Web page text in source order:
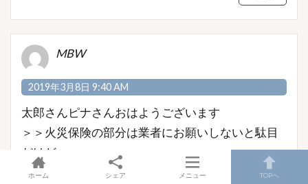
MBW
2019年3月8日 9:40 AM
太郎さんピナさんおはようございます
＞＞火災保険の部分は業者にお願いしないと駄目
だけど
業者のご友人に見積してもらえば保険使えると思
ホーム シェア メニュー TOPへ